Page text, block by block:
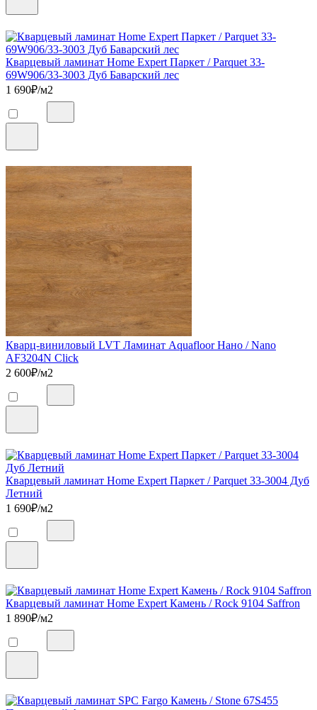
Кварцевый ламинат Home Expert Паркет / Parquet 33-
69W906/33-3003 Дуб Баварский лес
1 690₽/м2
Кварц-виниловый LVT Ламинат Aquafloor Нано / Nano
AF3204N Click
2 600₽/м2
Кварцевый ламинат Home Expert Паркет / Parquet 33-3004 Дуб
Летний
1 690₽/м2
Кварцевый ламинат Home Expert Камень / Rock 9104 Saffron
1 890₽/м2